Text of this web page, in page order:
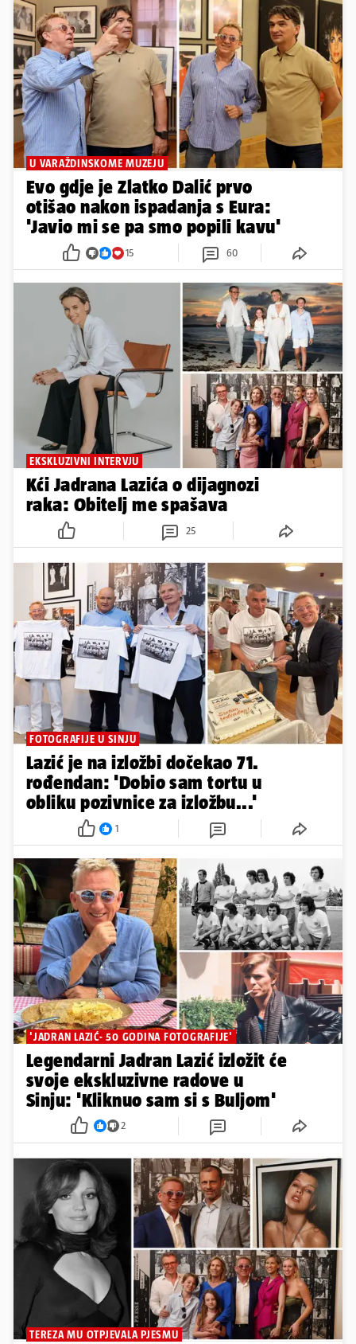
U VARAŽDINSKOME MUZEJU
Evo gdje je Zlatko Dalić prvo
otišao nakon ispadanja s Eura:
'Javio mi se pa smo popili kavu'
15 60
EKSKLUZIVNI INTERVJU
Kći Jadrana Lazića o dijagnozi
raka: Obitelj me spašava
25
FOTOGRAFIJE U SINJU
Lazić je na izložbi dočekao 71.
rođendan: 'Dobio sam tortu u
obliku pozivnice za izložbu...'
1
'JADRAN LAZIĆ- 50 GODINA FOTOGRAFIJE'
Legendarni Jadran Lazić izložit će
svoje ekskluzivne radove u
Sinju: 'Kliknuo sam si s Buljom'
2
TEREZA MU OTPJEVALA PJESMU